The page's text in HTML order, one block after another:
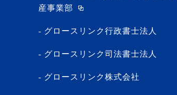
産事業部
グロースリンク行政書士法人
グロースリンク司法書士法人
グロースリンク株式会社